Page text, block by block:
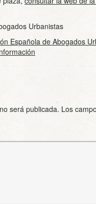
Urbanistas
Española de Abogados
será publicada. Los